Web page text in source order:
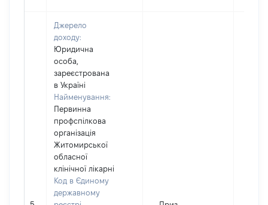
Джерело
доходу:
Юридична
особа,
зареєстрована
в Україні
Найменування:
Первинна
профспілкова
організація
Житомирської
обласної
клінічної лікарні
Код в Єдиному
державному